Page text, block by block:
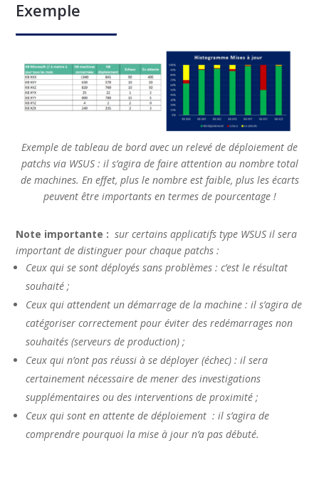
Exemple
Exemple de tableau de bord avec un relevé de déploiement de
patchs via WSUS : il s’agira de faire attention au nombre total
de machines. En effet, plus le nombre est faible, plus les écarts
peuvent être importants en termes de pourcentage !
Note importante : sur certains applicatifs type WSUS il sera
important de distinguer pour chaque patchs :
Ceux qui se sont déployés sans problèmes : c’est le résultat
souhaité ;
Ceux qui attendent un démarrage de la machine : il s’agira de
catégoriser correctement pour éviter des redémarrages non
souhaités (serveurs de production) ;
Ceux qui n’ont pas réussi à se déployer (échec) : il sera
certainement nécessaire de mener des investigations
supplémentaires ou des interventions de proximité ;
Ceux qui sont en attente de déploiement : il s’agira de
comprendre pourquoi la mise à jour n’a pas débuté.